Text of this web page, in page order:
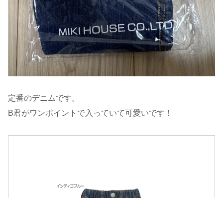
定番のデニムです。
B君がワンポイントで入っていて可愛いです！